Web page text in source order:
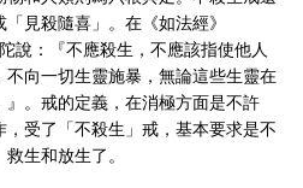
見殺隨喜」。在《如法經》
說：『不應殺生，不應該指使他人
向一切生靈施暴，無論這些生靈在
。戒的定義，在消極方面是不許
受了「不殺生」戒，基本要求是不
生和放生了。